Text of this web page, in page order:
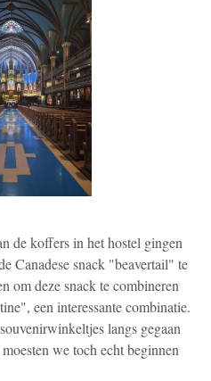
de koffers in het hostel gingen
Canadese snack "beavertail" te
om deze snack te combineren
een interessante combinatie.
langs gegaan
we toch echt beginnen